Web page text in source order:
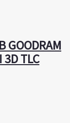
GOODRAM
3D TLC